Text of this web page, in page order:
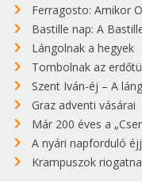
Ferragosto: Amikor
Bastille nap: A Bastille
Lángolnak a hegyek
Tombolnak az
Szent Iván-éj – A
Graz adventi vásárai
Már 200 éves a
A nyári napforduló éjjelén
Krampuszok